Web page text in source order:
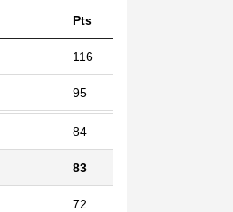
Pts
116
95
84
83
72